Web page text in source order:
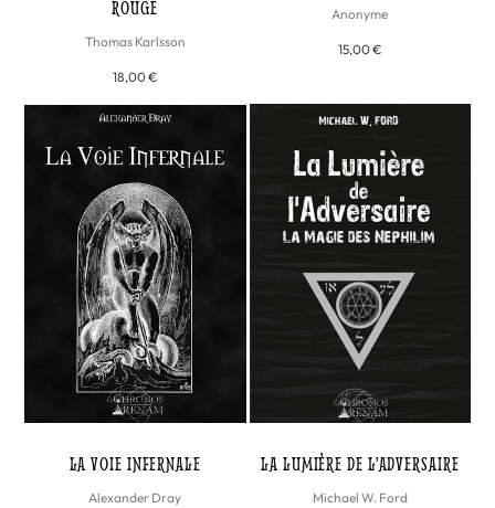
ROUGE
Thomas Karlsson
18,00 €
Anonyme
15,00 €
LA VOIE INFERNALE
Alexander Dray
LA LUMIÈRE DE L'ADVERSAIRE
Michael W. Ford